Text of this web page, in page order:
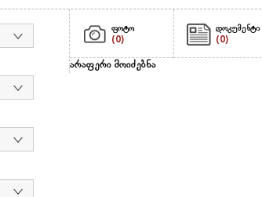
ფოტო
(0)
დოკუმენტი
(0)
არაფერი მოიძებნა